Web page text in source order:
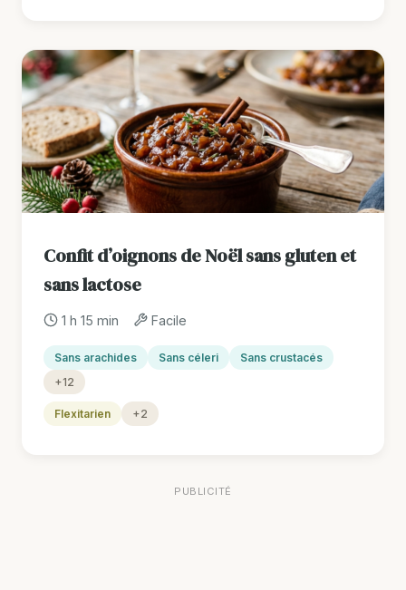
Confit d’oignons de Noël sans gluten et
sans lactose
1 h 15 min Facile
Sans arachides Sans céleri
Sans crustacés
+12
Flexitarien +2
PUBLICITÉ